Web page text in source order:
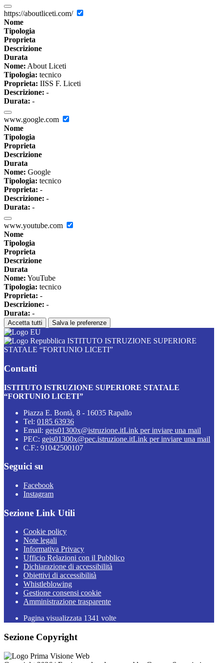
https://aboutliceti.com/
Nome
Tipologia
Proprieta
Descrizione
Durata
Nome: About Liceti
Tipologia: tecnico
Proprieta: IISS F. Liceti
Descrizione: -
Durata: -
www.google.com
Nome
Tipologia
Proprieta
Descrizione
Durata
Nome: Google
Tipologia: tecnico
Proprieta: -
Descrizione: -
Durata: -
www.youtube.com
Nome
Tipologia
Proprieta
Descrizione
Durata
Nome: YouTube
Tipologia: tecnico
Proprieta: -
Descrizione: -
Durata: -
Accetta tutti Salva le preferenze
ISTITUTO ISTRUZIONE SUPERIORE
STATALE “FORTUNIO LICETI”
Contatti
ISTITUTO ISTRUZIONE SUPERIORE STATALE
“FORTUNIO LICETI”
Piazza E. Bontà, 8 - 16035 Rapallo
Tel: 0185 63936
Email: geis01300x@istruzione.itLink per inviare una mail
PEC: geis01300x@pec.istruzione.itLink per inviare una mail
C.F.: 91042500107
Seguici su
Facebook
Instagram
Sezione Link Utili
Cookie policy
Note legali
Informativa Privacy
Ufficio Relazioni con il Pubblico
Dichiarazione di accessibilità
Obiettivi di accessibilità
Whistleblowing
Gestione consensi cookie
Amministrazione trasparente
Pagina visualizzata 1341 volte
Sezione Copyright